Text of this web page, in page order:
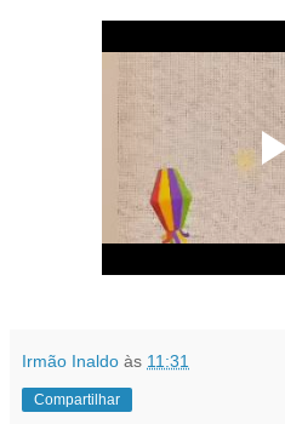
Irmão Inaldo às 11:31
Compartilhar